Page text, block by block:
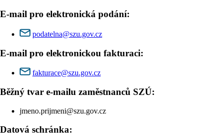
E-mail pro elektronická podání:
podatelna@szu.gov.cz
E-mail pro elektronickou fakturaci:
fakturace@szu.gov.cz
Běžný tvar e-mailu zaměstnanců SZÚ:
jmeno.prijmeni@szu.gov.cz
Datová schránka: